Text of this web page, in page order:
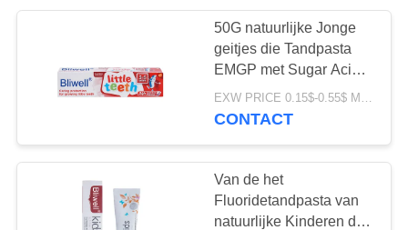
CONTACTEER
VERZOEK
EEN
CITAAT
De Tandpasta van
het fruitaroma
18
50G natuurlijke Jonge
geitjes die Tandpasta
EMGP met Sugar Acid
Protection witten
EXW PRICE 0.15$-0.55$ MOQ:500pcs-30000pcs
CONTACT
Van de het
Fluoridetandpasta van
natuurlijke Kinderen de